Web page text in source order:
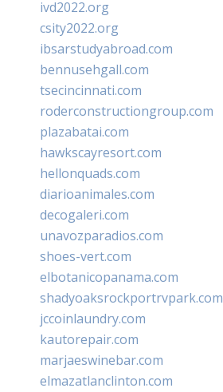
ivd2022.org
csity2022.org
ibsarstudyabroad.com
bennusehgall.com
tsecincinnati.com
roderconstructiongroup.com
plazabatai.com
hawkscayresort.com
hellonquads.com
diarioanimales.com
decogaleri.com
unavozparadios.com
shoes-vert.com
elbotanicopanama.com
shadyoaksrockportrvpark.com
jccoinlaundry.com
kautorepair.com
marjaeswinebar.com
elmazatlanclinton.com